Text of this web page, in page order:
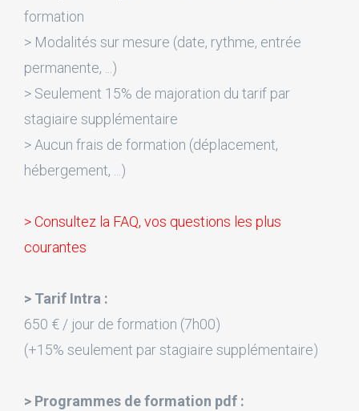
formation
> Modalités sur mesure (date, rythme, entrée
permanente, ...)
> Seulement 15% de majoration du tarif par
stagiaire supplémentaire
> Aucun frais de formation (déplacement,
hébergement, ...)
> Consultez la FAQ, vos questions les plus
courantes
> Tarif Intra :
650 € / jour de formation (7h00)
(+15% seulement par stagiaire supplémentaire)
> Programmes de formation pdf :